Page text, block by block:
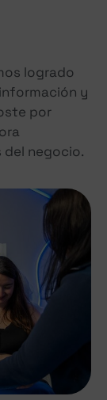
logrado
y
por
negocio.